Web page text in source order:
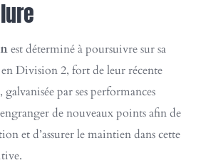
est déterminé à poursuivre sur sa
en Division 2, fort de leur récente
par ses performances
engranger de nouveaux points afin de
et d’assurer le maintien dans cette